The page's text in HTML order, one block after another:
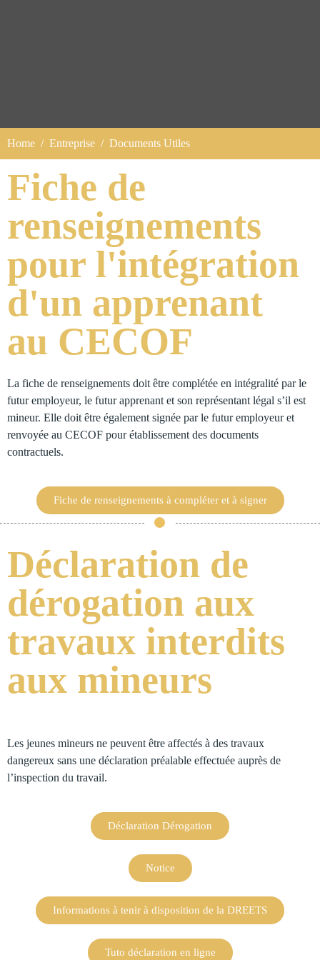
Home Entreprise Documents Utiles
Fiche de
renseignements
pour l'intégration
d'un apprenant
au CECOF
La fiche de renseignements doit être complétée en intégralité par le
futur employeur, le futur apprenant et son représentant légal s’il est
mineur. Elle doit être également signée par le futur employeur et
renvoyée au CECOF pour établissement des documents
contractuels.
Fiche de renseignements à compléter et à signer
Déclaration de
dérogation aux
travaux interdits
aux mineurs
Les jeunes mineurs ne peuvent être affectés à des travaux
dangereux sans une déclaration préalable effectuée auprès de
l’inspection du travail.
Déclaration Dérogation
Notice
Informations à tenir à disposition de la DREETS
Tuto déclaration en ligne